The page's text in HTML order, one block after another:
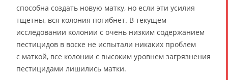
способна создать новую матку, но если эти усилия
тщетны, вся колония погибнет. В текущем
исследовании колонии с очень низким содержанием
пестицидов в воске не испытали никаких проблем
с маткой, все колонии с высоким уровнем загрязнения
пестицидами лишились матки.